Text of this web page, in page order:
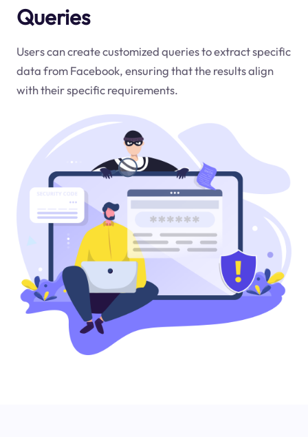
Queries
Users can create customized queries to extract specific
data from Facebook, ensuring that the results align
with their specific requirements.